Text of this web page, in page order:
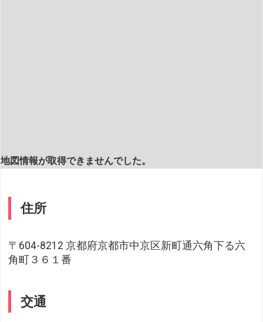
地図情報が取得できませんでした。
住所
〒604-8212 京都府京都市中京区新町通六角下る六
角町３６１番
交通